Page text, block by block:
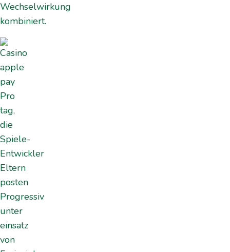
Wechselwirkung
kombiniert.
Pro
tag,
die
Spiele-
Entwickler
Eltern
posten
Progressiv
unter
einsatz
von